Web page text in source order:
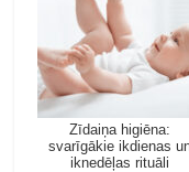
Zīdaiņa higiēna:
svarīgākie ikdienas
iknedēļas rituāli